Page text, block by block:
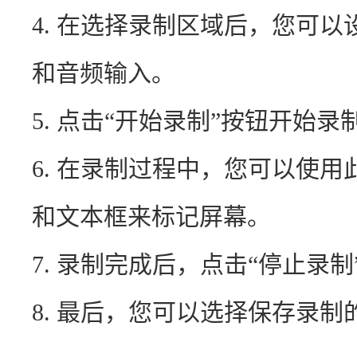
4. 在选择录制区域后，您可以
和音频输入。
5. 点击“开始录制”按钮开始录
6. 在录制过程中，您可以使
和文本框来标记屏幕。
7. 录制完成后，点击“停止录
8. 最后，您可以选择保存录